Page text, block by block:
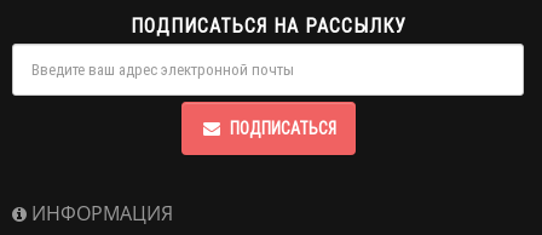
ПОДПИСАТЬСЯ НА РАССЫЛКУ
ПОДПИСАТЬСЯ
ИНФОРМАЦИЯ